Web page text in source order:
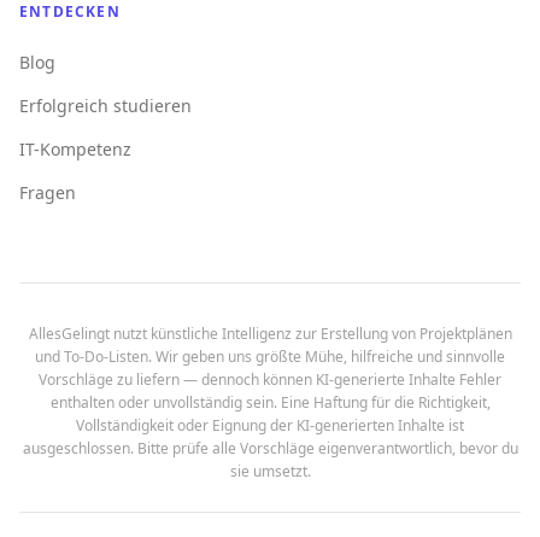
ENTDECKEN
Blog
Erfolgreich studieren
IT-Kompetenz
Fragen
AllesGelingt nutzt künstliche Intelligenz zur Erstellung von Projektplänen
und To-Do-Listen. Wir geben uns größte Mühe, hilfreiche und sinnvolle
Vorschläge zu liefern — dennoch können KI-generierte Inhalte Fehler
enthalten oder unvollständig sein. Eine Haftung für die Richtigkeit,
Vollständigkeit oder Eignung der KI-generierten Inhalte ist
ausgeschlossen. Bitte prüfe alle Vorschläge eigenverantwortlich, bevor du
sie umsetzt.